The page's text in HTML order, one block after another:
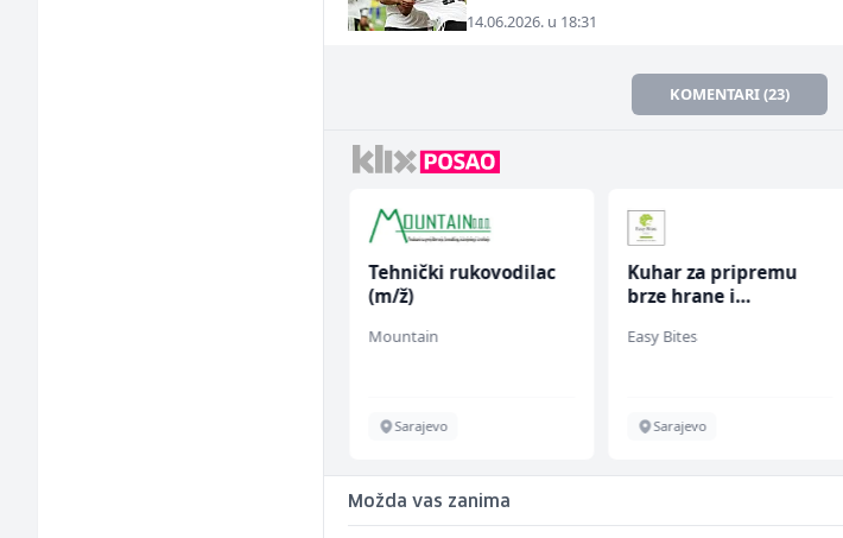
14.06.2026. u 18:31
KOMENTARI (23)
Tehnički rukovodilac
(m/ž)
Mountain
Sarajevo
Kuhar za pripremu
brze hrane i
ž)
Easy Bites
Sarajevo
Možda vas zanima